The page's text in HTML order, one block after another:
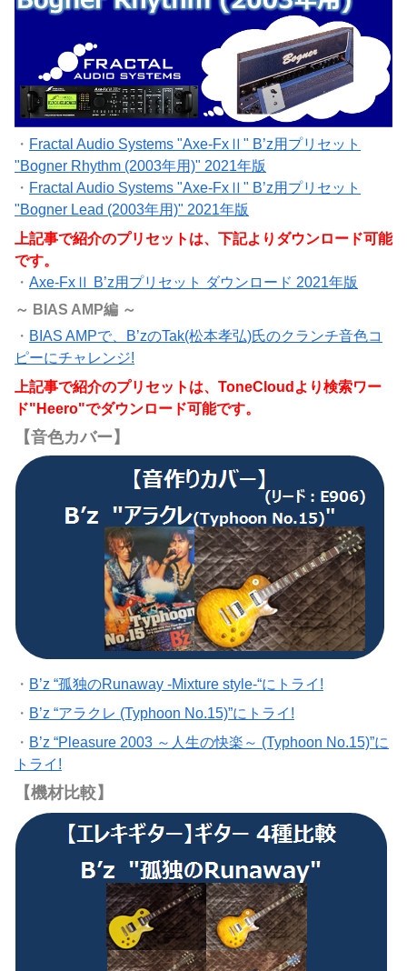
・ Fractal Audio Systems "Axe-FxⅡ" B’z用プリセット
"Bogner Rhythm (2003年用)" 2021年版
・ Fractal Audio Systems "Axe-FxⅡ" B’z用プリセット
"Bogner Lead (2003年用)" 2021年版
上記事で紹介のプリセットは、下記よりダウンロード可能
です。
・ Axe-FxⅡ B’z用プリセット ダウンロード 2021年版
～ BIAS AMP編 ～
・ BIAS AMPで、B’zのTak(松本孝弘)氏のクランチ音色コ
ピーにチャレンジ!
上記事で紹介のプリセットは、ToneCloudより検索ワー
ド"Heero"でダウンロード可能です。
【音色カバー】
・ B’z “孤独のRunaway -Mixture style-“にトライ!
・ B’z “アラクレ (Typhoon No.15)”にトライ!
・ B’z “Pleasure 2003 ～人生の快楽～ (Typhoon No.15)”に
トライ!
【機材比較】